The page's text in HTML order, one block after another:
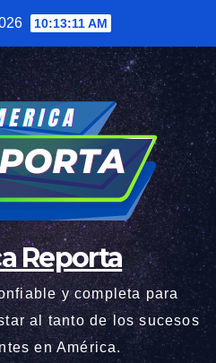
10:13:12 AM
Reporta
y completa para
al tanto de los sucesos
en América.